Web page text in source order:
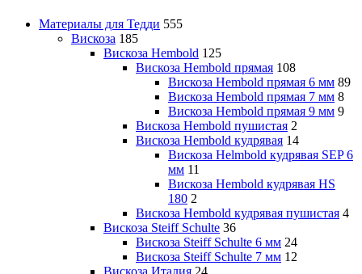
Материалы для Тедди 555
Вискоза 185
Вискоза Hembold 125
Вискоза Hembold прямая 108
Вискоза Hembold прямая 6 мм 89
Вискоза Hembold прямая 7 мм 8
Вискоза Hembold прямая 9 мм 9
Вискоза Hembold пушистая 2
Вискоза Hembold кудрявая 14
Вискоза Helmbold кудрявая SEP 6
мм 11
Вискоза Hembold кудрявая HS
180 2
Вискоза Hembold кудрявая пушистая 4
Вискоза Steiff Schulte 36
Вискоза Steiff Schulte 6 мм 24
Вискоза Steiff Schulte 7 мм 12